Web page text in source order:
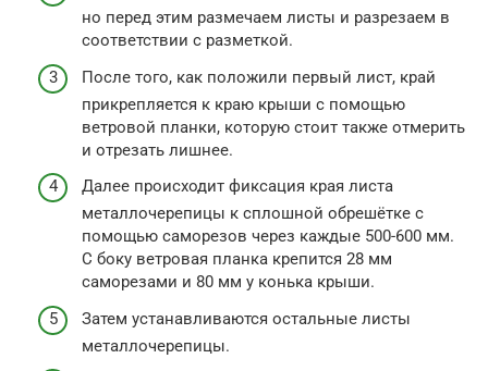
но перед этим размечаем листы и разрезаем в
соответствии с разметкой.
После того, как положили первый лист, край
прикрепляется к краю крыши с помощью
ветровой планки, которую стоит также отмерить
и отрезать лишнее.
Далее происходит фиксация края листа
металлочерепицы к сплошной обрешётке с
помощью саморезов через каждые 500-600 мм.
С боку ветровая планка крепится 28 мм
саморезами и 80 мм у конька крыши.
Затем устанавливаются остальные листы
металлочерепицы.